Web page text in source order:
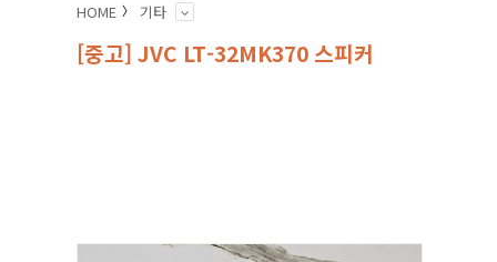
HOME 기타
[중고] JVC LT-32MK370 스피커